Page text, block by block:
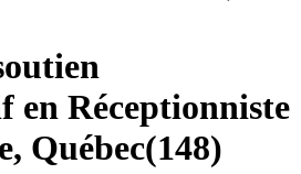
en Réceptionniste
Québec(148)